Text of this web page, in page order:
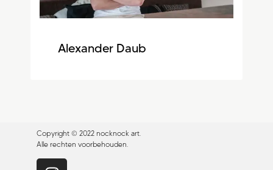
Alexander Daub
Copyright © 2022 nocknock art.
Alle rechten voorbehouden.